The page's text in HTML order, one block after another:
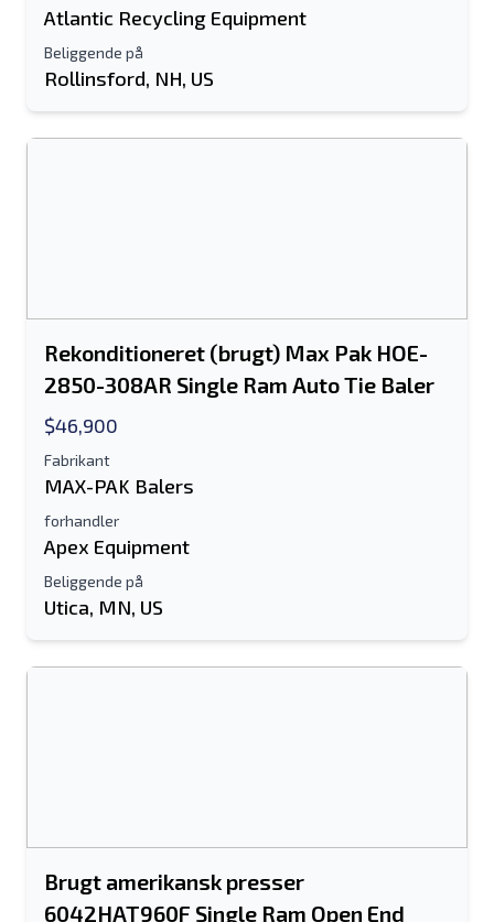
Atlantic Recycling Equipment
Beliggende på
Rollinsford, NH, US
Rekonditioneret (brugt) Max Pak HOE-
2850-308AR Single Ram Auto Tie Baler
$46,900
Fabrikant
MAX-PAK Balers
forhandler
Apex Equipment
Beliggende på
Utica, MN, US
Brugt amerikansk presser
6042HAT960F Single Ram Open End
Der kræves enten e-mail-adresse eller
mobilnummerfelt